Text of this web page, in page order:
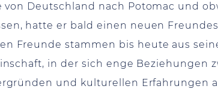
von Deutschland nach Potomac und
hatte er bald einen neuen
Freunde stammen bis heute aus
in der sich enge
und kulturellen Erfahrungen